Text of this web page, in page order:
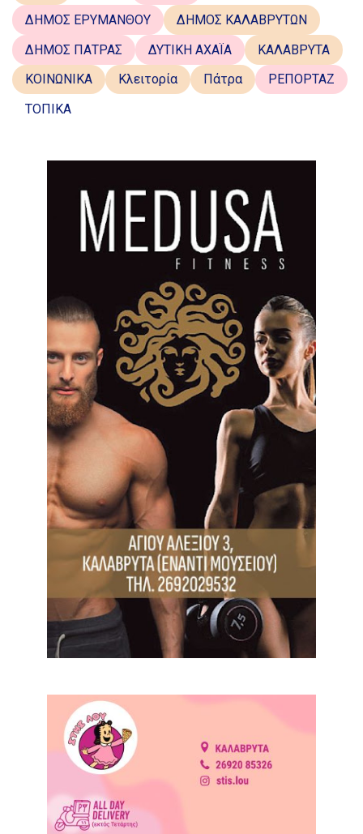
ΔΗΜΟΣ ΕΡΥΜΑΝΘΟΥ
ΔΗΜΟΣ ΚΑΛΑΒΡΥΤΩΝ
ΔΗΜΟΣ ΠΑΤΡΑΣ
ΔΥΤΙΚΗ ΑΧΑΪΑ
ΚΑΛΑΒΡΥΤΑ
ΚΟΙΝΩΝΙΚΑ
Κλειτορία Πάτρα
ΡΕΠΟΡΤΑΖ
ΤΟΠΙΚΑ